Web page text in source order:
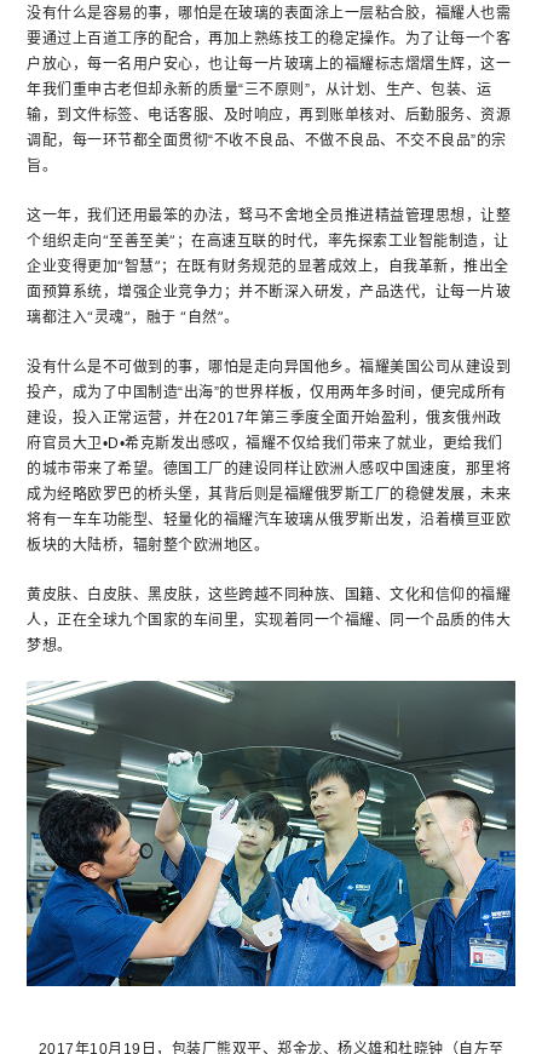
没有什么是容易的事，哪怕是在玻璃的表面涂上一层粘合胶，福耀人也需
要通过上百道工序的配合，再加上熟练技工的稳定操作。为了让每一个客
户放心，每一名用户安心，也让每一片玻璃上的福耀标志熠熠生辉，这一
年我们重申古老但却永新的质量“三不原则”，从计划、生产、包装、运
输，到文件标签、电话客服、及时响应，再到账单核对、后勤服务、资源
调配，每一环节都全面贯彻“不收不良品、不做不良品、不交不良品”的宗
旨。
这一年，我们还用最笨的办法，驽马不舍地全员推进精益管理思想，让整
个组织走向“至善至美”；在高速互联的时代，率先探索工业智能制造，让
企业变得更加“智慧”；在既有财务规范的显著成效上，自我革新，推出全
面预算系统，增强企业竞争力；并不断深入研发，产品迭代，让每一片玻
璃都注入“灵魂”，融于 “自然”。
没有什么是不可做到的事，哪怕是走向异国他乡。福耀美国公司从建设到
投产，成为了中国制造“出海”的世界样板，仅用两年多时间，便完成所有
建设，投入正常运营，并在2017年第三季度全面开始盈利，俄亥俄州政
府官员大卫•D•希克斯发出感叹，福耀不仅给我们带来了就业，更给我们
的城市带来了希望。德国工厂的建设同样让欧洲人感叹中国速度，那里将
成为经略欧罗巴的桥头堡，其背后则是福耀俄罗斯工厂的稳健发展，未来
将有一车车功能型、轻量化的福耀汽车玻璃从俄罗斯出发，沿着横亘亚欧
板块的大陆桥，辐射整个欧洲地区。
黄皮肤、白皮肤、黑皮肤，这些跨越不同种族、国籍、文化和信仰的福耀
人，正在全球九个国家的车间里，实现着同一个福耀、同一个品质的伟大
梦想。
2017年10月19日，包装厂熊双平、郑金龙、杨义雄和杜晓钟（自左至